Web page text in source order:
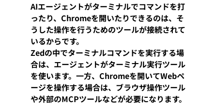
AIエージェントがターミナルでコマンドを打
ったり、Chromeを開いたりできるのは、そ
うした操作を行うためのツールが接続されて
いるからです。
Zedの中でターミナルコマンドを実行する場
合は、エージェントがターミナル実行ツール
を使います。一方、Chromeを開いてWebペ
ージを操作する場合は、ブラウザ操作ツール
や外部のMCPツールなどが必要になります。